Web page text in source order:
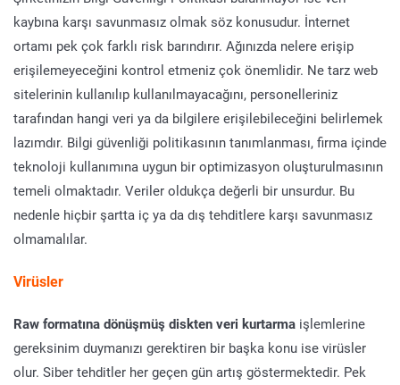
kaybına karşı savunmasız olmak söz konusudur. İnternet
ortamı pek çok farklı risk barındırır. Ağınızda nelere erişip
erişilemeyeceğini kontrol etmeniz çok önemlidir. Ne tarz web
sitelerinin kullanılıp kullanılmayacağını, personelleriniz
tarafından hangi veri ya da bilgilere erişilebileceğini belirlemek
lazımdır. Bilgi güvenliği politikasının tanımlanması, firma içinde
teknoloji kullanımına uygun bir optimizasyon oluşturulmasının
temeli olmaktadır. Veriler oldukça değerli bir unsurdur. Bu
nedenle hiçbir şartta iç ya da dış tehditlere karşı savunmasız
olmamalılar.
Virüsler
Raw formatına dönüşmüş diskten veri kurtarma işlemlerine
gereksinim duymanızı gerektiren bir başka konu ise virüsler
olur. Siber tehditler her geçen gün artış göstermektedir. Pek